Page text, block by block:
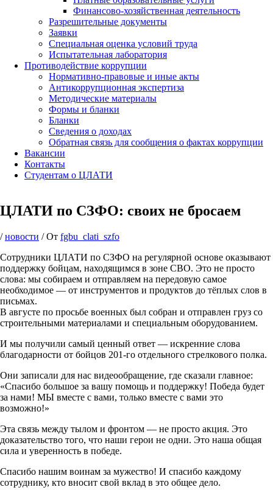
Финансово-хозяйственная деятельность
Разрешительные документы
Заявки
Специальная оценка условий труда
Испытательная лаборатория
Противодействие коррупции
Нормативно-правовые и иные акты
Антикоррупционная экспертиза
Методические материалы
Формы и бланки
Бланки
Сведения о доходах
Обратная связь для сообщения о фактах коррупции
Вакансии
Контакты
Студентам о ЦЛАТИ
ЦЛАТИ по СЗФО: своих не бросаем
/новости / От fgbu_clati_szfo
Сотрудники ЦЛАТИ по СЗФО на регулярной основе оказывают
поддержку бойцам, находящимся в зоне СВО. Это не просто
слова: мы собираем и отправляем на передовую самое
необходимое — от инструментов и продуктов до тёплых слов в
письмах.
В августе по просьбе военных был собран и отправлен груз со
строительными материалами и специальным оборудованием.
И мы получили самый ценный ответ — искренние слова
благодарности от бойцов 201-го отдельного стрелкового полка.
Они записали для нас видеообращение, где сказали главное:
«Спасибо большое за вашу помощь и поддержку! Победа будет
за нами! МЫ вместе с вами, только вместе с вами это
возможно!»
Эта связь между тылом и фронтом — не просто акция. Это
доказательство того, что наши герои не одни. Это наша общая
сила и уверенность в победе.
Спасибо нашим воинам за мужество! И спасибо каждому
сотруднику, кто вносит свой вклад в это общее дело.